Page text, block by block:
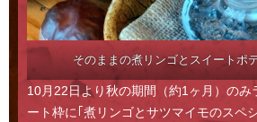
そのままの煮リンゴとスイートポ
10月22日より秋の期間（約1ヶ月）のみ
ート枠に｢煮リンゴとサツマイモのスペ